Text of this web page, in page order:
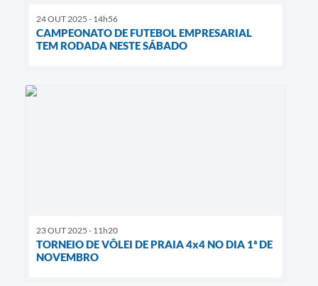
24 OUT 2025 - 14h56
CAMPEONATO DE FUTEBOL EMPRESARIAL
TEM RODADA NESTE SÁBADO
23 OUT 2025 - 11h20
TORNEIO DE VÔLEI DE PRAIA 4x4 NO DIA 1ª DE
NOVEMBRO